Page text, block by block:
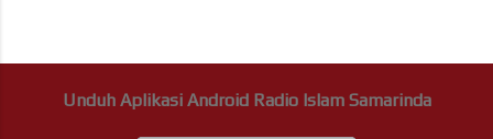
Unduh Aplikasi Android Radio Islam Samarinda